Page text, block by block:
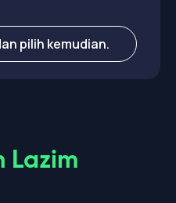
pilih kemudian.
Lazim